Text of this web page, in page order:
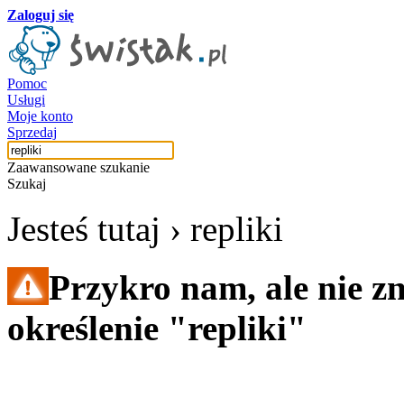
Zaloguj się
Pomoc
Usługi
Moje konto
Sprzedaj
Zaawansowane szukanie
Szukaj
Jesteś tutaj › repliki
Przykro nam, ale nie
określenie "repliki"